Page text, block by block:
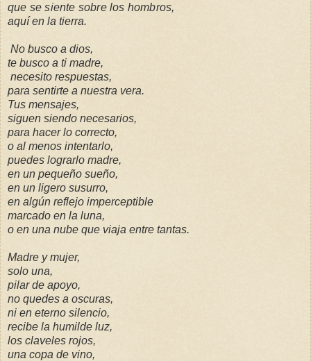
que se siente sobre los hombros,
aquí en la tierra.
No busco a dios,
te busco a ti madre,
necesito respuestas,
para sentirte a nuestra vera.
Tus mensajes,
siguen siendo necesarios,
para hacer lo correcto,
o al menos intentarlo,
puedes lograrlo madre,
en un pequeño sueño,
en un ligero susurro,
en algún reflejo imperceptible
marcado en la luna,
o en una nube que viaja entre tantas.
Madre y mujer,
solo una,
pilar de apoyo,
no quedes a oscuras,
ni en eterno silencio,
recibe la humilde luz,
los claveles rojos,
una copa de vino,